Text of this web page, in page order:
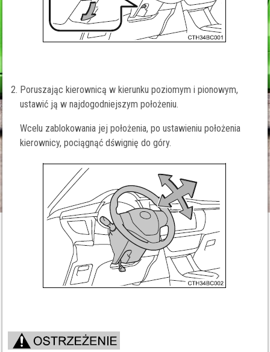
Poruszając kierownicą w kierunku poziomym i pionowym,
ustawić ją w najdogodniejszym położeniu.
Wcelu zablokowania jej położenia, po ustawieniu położenia
kierownicy, pociągnąć dśwignię do góry.